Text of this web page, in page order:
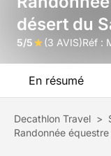
désert du
5/5 (3 AVIS)Réf :
En résumé
Decathlon Travel >
Randonnée